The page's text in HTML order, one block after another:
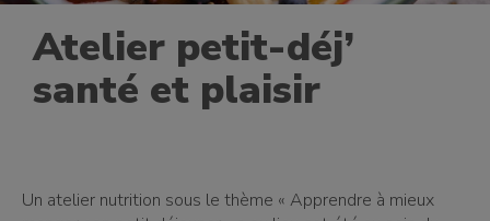
Atelier petit-déj’
santé et plaisir
Un atelier nutrition sous le thème « Apprendre à mieux